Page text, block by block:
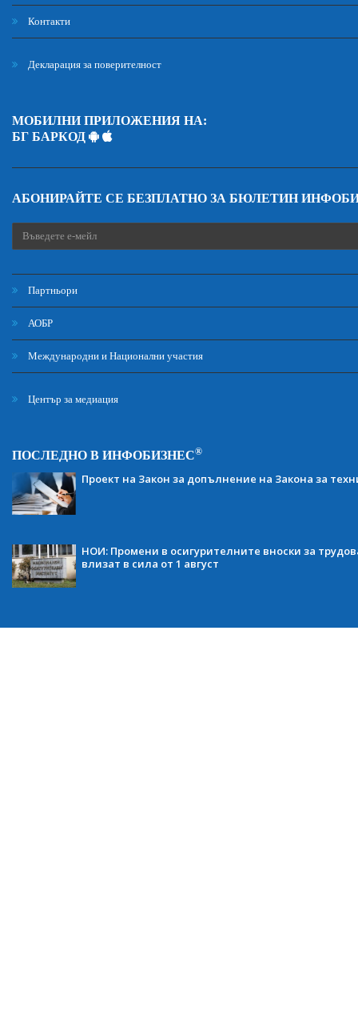
Контакти
Декларация за поверителност
МОБИЛНИ ПРИЛОЖЕНИЯ НА:
БГ БАРКОД
АБОНИРАЙТЕ СЕ БЕЗПЛАТНО ЗА БЮЛЕТИН
Партньори
АОБР
Международни и Национални участия
Център за медиация
ПОСЛЕДНО В ИНФОБИЗНЕС®
Проект на Закон за допълнение на Закона за
НОИ: Промени в осигурителните вноски за
влизат в сила от 1 август